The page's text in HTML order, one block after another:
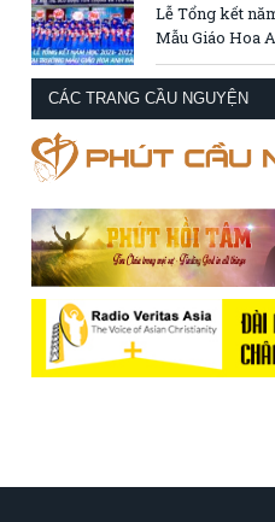
Lễ Tổng kết
Mẫu Giáo Hoa
CÁC TRANG CẦU NGUYỆN